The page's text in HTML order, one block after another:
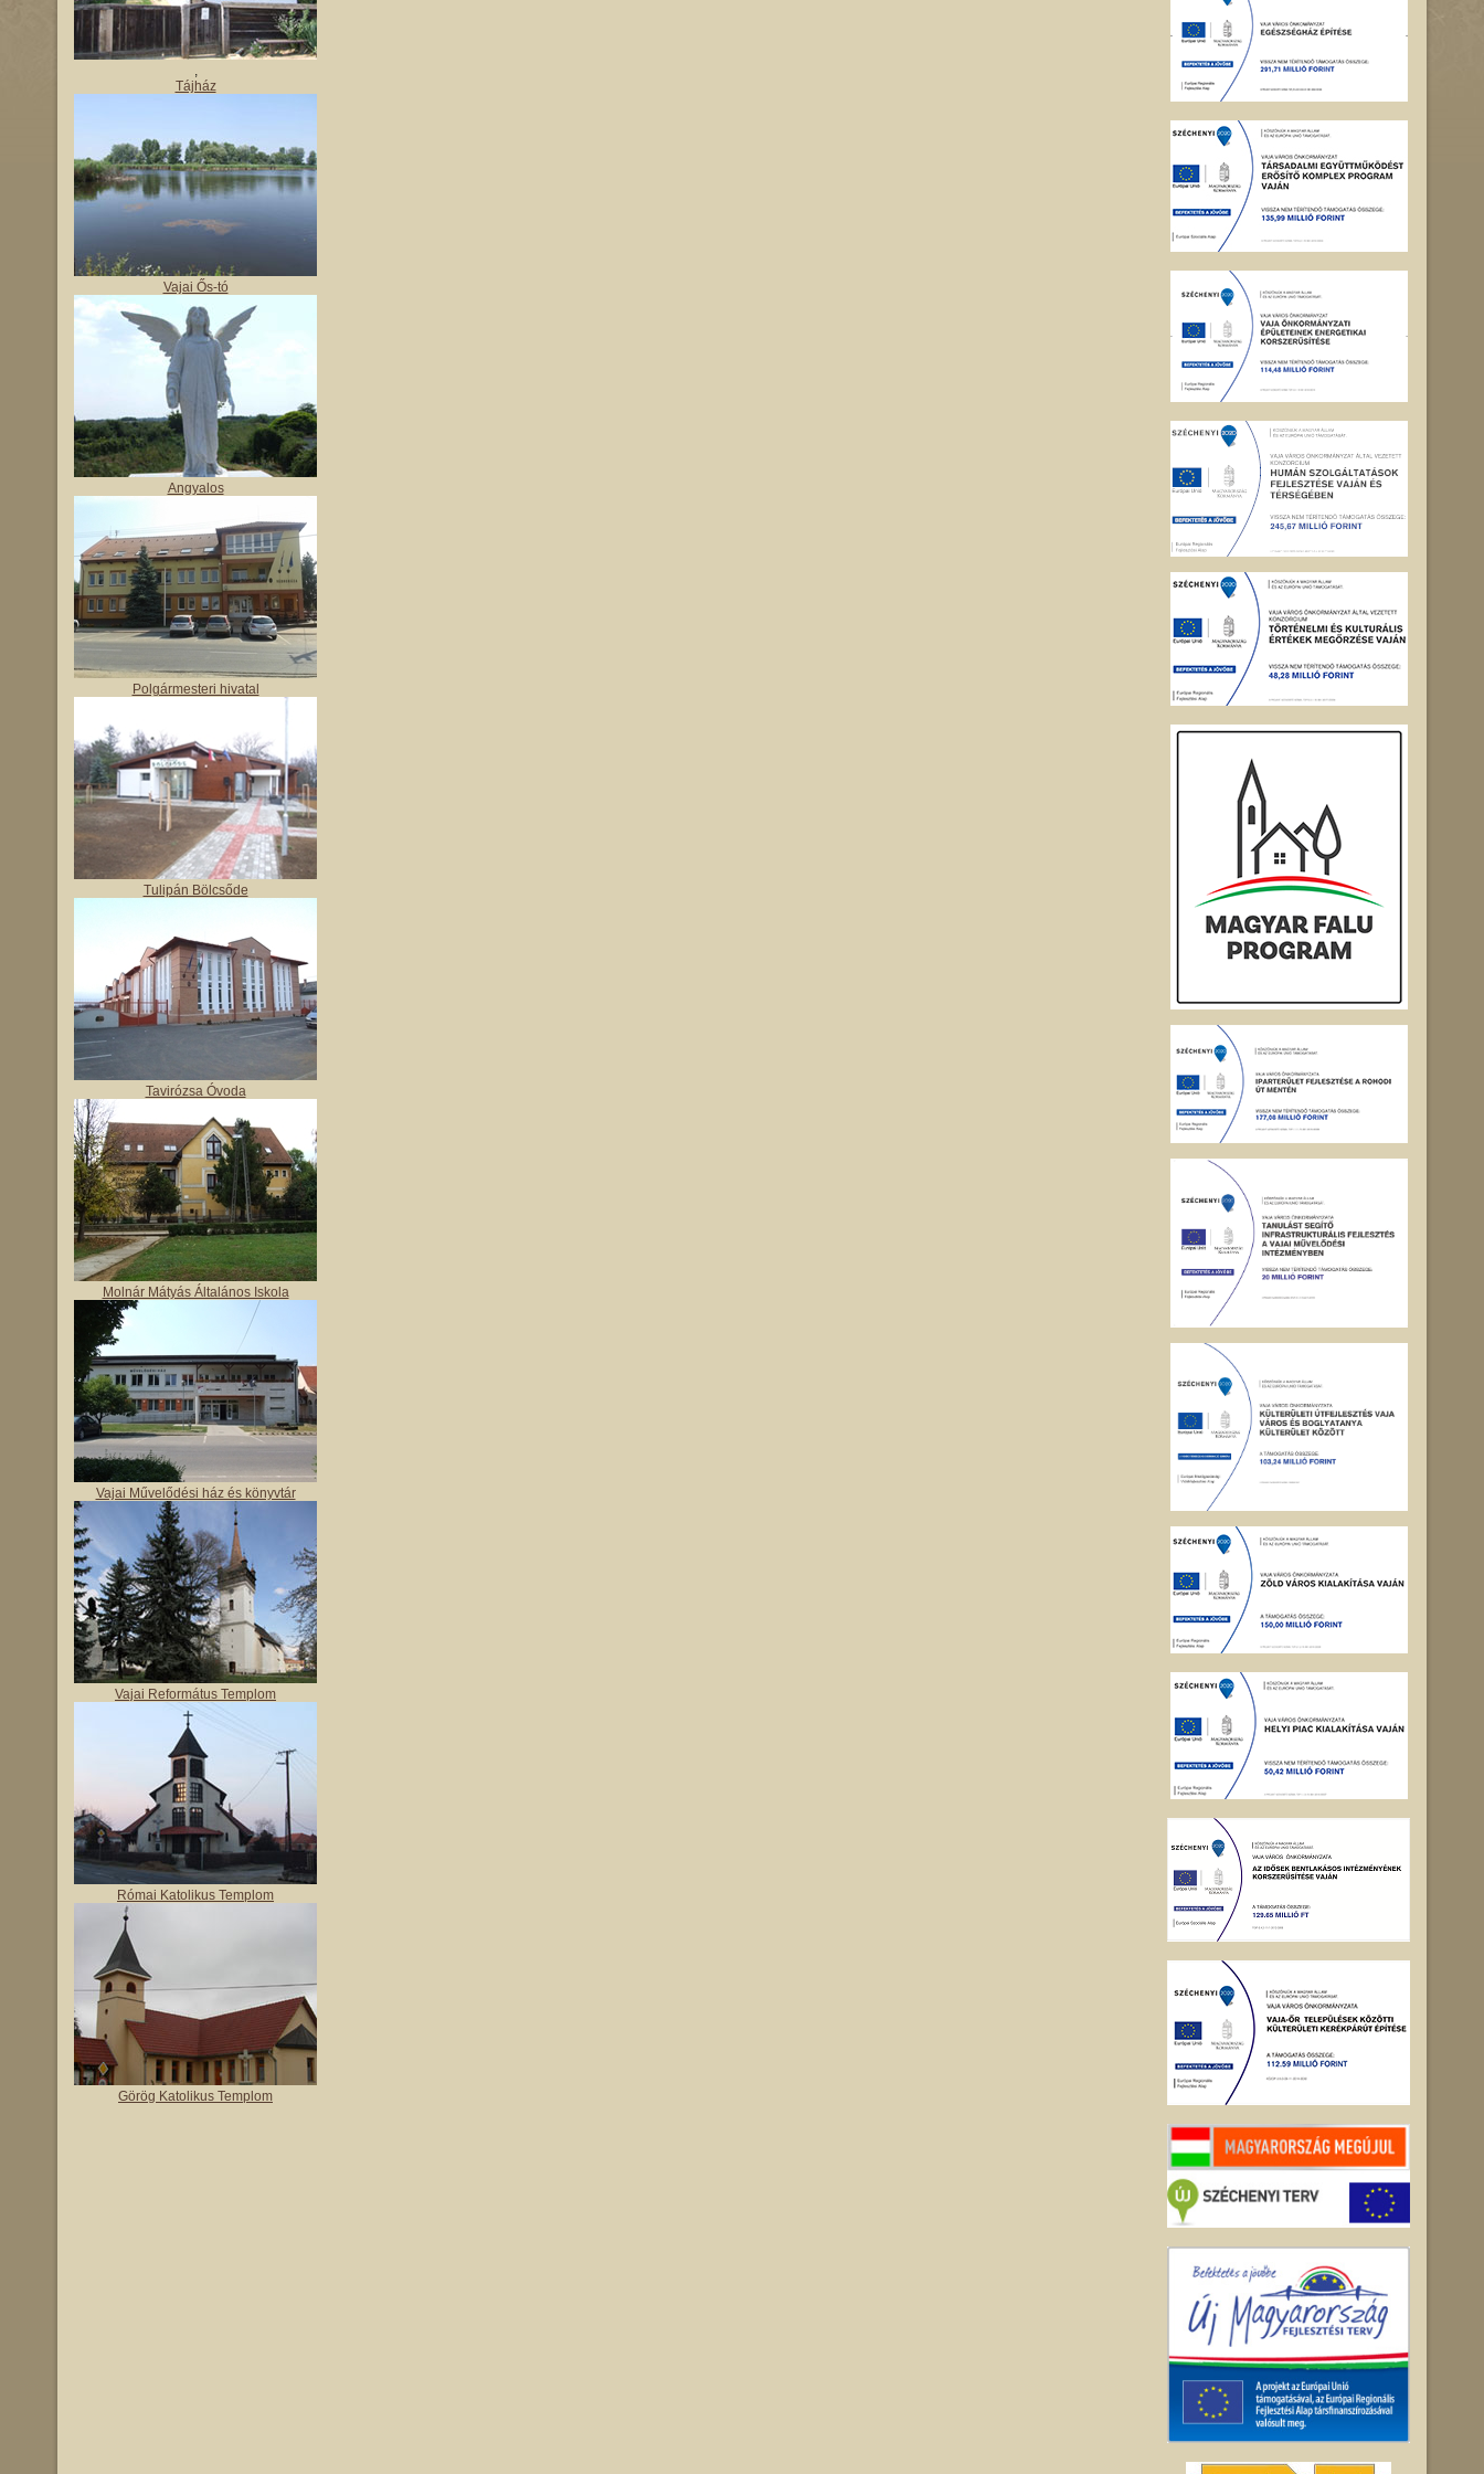
,
Tájház
Vajai Ős-tó
Angyalos
Polgármesteri hivatal
Tulipán Bölcsőde
Tavirózsa Óvoda
Molnár Mátyás Általános Iskola
Vajai Művelődési ház és könyvtár
Vajai Református Templom
Római Katolikus Templom
Görög Katolikus Templom